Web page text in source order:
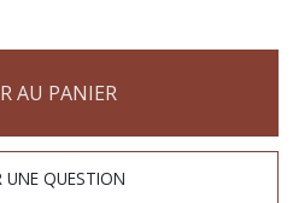
AU PANIER
QUESTION